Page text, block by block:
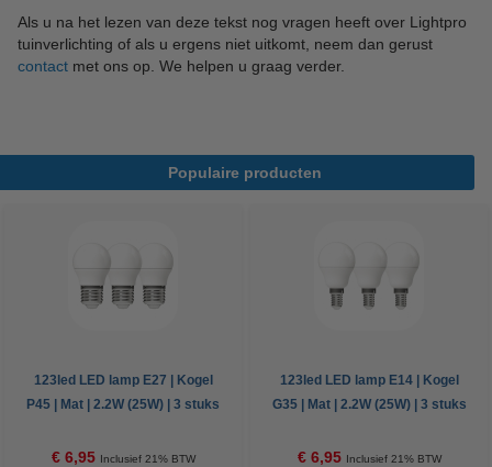
Als u na het lezen van deze tekst nog vragen heeft over Lightpro
tuinverlichting of als u ergens niet uitkomt, neem dan gerust
contact met ons op. We helpen u graag verder.
Populaire producten
123led LED lamp E27 | Kogel
P45 | Mat | 2.2W (25W) | 3 stuks
€ 6,95 Inclusief 21% BTW
123led LED lamp E14 | Kogel
G35 | Mat | 2.2W (25W) | 3 stuks
€ 6,95 Inclusief 21% BTW